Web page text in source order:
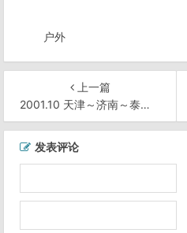
户外
上一篇
2001.10 天津～济南～泰山 骑行(410km)
发表评论